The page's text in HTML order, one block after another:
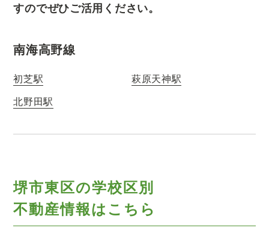
すのでぜひご活用ください。
南海高野線
初芝駅
萩原天神駅
北野田駅
堺市東区の学校区別
不動産情報はこちら